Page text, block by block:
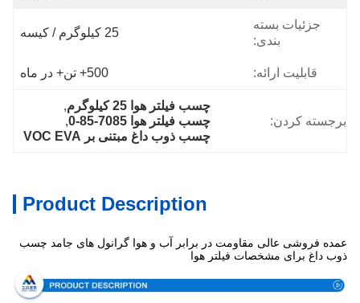
جزئیات بسته
بندی:
25 کیلوگرم / کیسه
قابلیت ارائه: 500+ تن+ در ماه
برجسته کردن:
چسب فیلتر هوا 25 کیلوگرم
,
چسب فیلتر هوا 7085-85-0
,
چسب ذوب داغ مبتنی بر VOC EVA
Product Description
عمده فروشی عالی مقاومت در برابر آب و هوا گرانول های جامد چسب
ذوب داغ برای مشخصات فیلتر هوا